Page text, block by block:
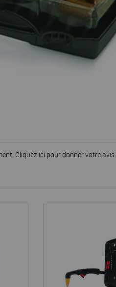
Cliquez ici pour donner votre avis.